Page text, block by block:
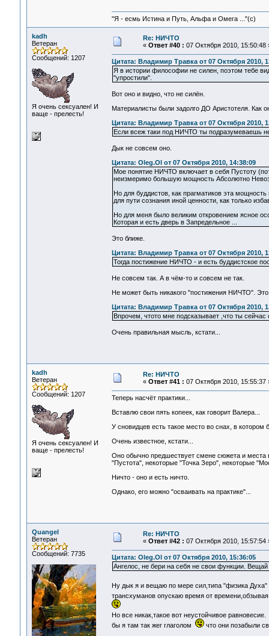
"Я - есмь Истина и Путь, Альфа и Омега ..."(с)
kadh
Ветеран
Сообщений: 1207
Я очень сексуален! И
ваще - прелесть!
Re: НИЧТО
« Ответ #40 : 07 Октября 2010, 15:50:48
Цитата: Владимир Травка от 07 Октября 2010,
Я в истории философии не силен, поэтом тебе
"упростили".
Вот оно и видно, что не силён.
Материалисты были задолго ДО Аристотеля. Как
Цитата: Владимир Травка от 07 Октября 2010,
Если всеж таки под НИЧТО ты подразумеваешь
Дык не совсем оно.
Цитата: Oleg.Ol от 07 Октября 2010, 14:38:09
Мое понятие НИЧТО включает в себя Пустоту
неизмеримо большую мощность Абсолютно
Но для буддистов, как прагматиков эта
для пути сознания иной ценности, как только
Но для меня было великим откровением ясное
Которая и есть дверь в Запредельное ...
Это ближе.
Цитата: Владимир Травка от 07 Октября 2010,
Тогда постижение НИЧТО - и есть буддистское
Не совсем так. А в чём-то и совсем не так.
Не может быть никакого "постижения НИЧТО". Это
Цитата: Владимир Травка от 07 Октября 2010,
Впрочем, чтото мне подсказывает ,что ты
Очень правильная мысль, кстати...
kadh
Ветеран
Сообщений: 1207
Я очень сексуален! И
ваще - прелесть!
Re: НИЧТО
« Ответ #41 : 07 Октября 2010, 15:55:37
Теперь насчёт практики...
Вставлю свои пять копеек, как говорит Валера...
У сновидцев есть такое место во снах, в котором
Очень известное, кстати...
Оно обычно предшествует смене сюжета и
"Пустота", некоторые "Точка Зеро", некоторые
Ничто - оно и есть ничто.
Однако, его можно "осваивать на практике"...
Quangel
Ветеран
Сообщений: 7735
Re: НИЧТО
« Ответ #42 : 07 Октября 2010, 15:57:54
Цитата: Oleg.Ol от 07 Октября 2010, 15:36:05
Ангелос, не бери на себя не свои функции.
Ну дык я и вещаю по мере сил,типа "физика
трансхуманов опускаю время от
Но все никак,такое вот неустойчивое равновесие.
бы я там так жег глаголом
что они позабыли